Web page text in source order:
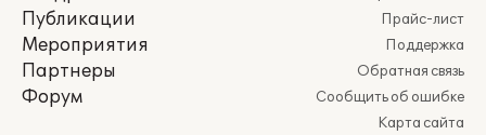
Публикации
Мероприятия
Партнеры
Форум
Прайс-лист
Поддержка
Обратная связь
Сообщить об ошибке
Карта сайта